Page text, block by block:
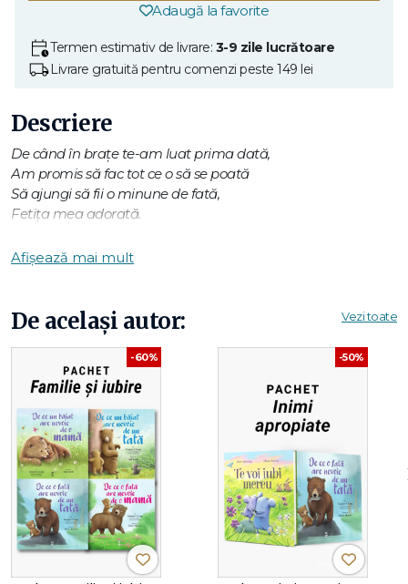
Adaugă la favorite
Termen estimativ de livrare: 3-9 zile lucrătoare
Livrare gratuită pentru comenzi peste 149 lei
Descriere
De când în brațe te-am luat prima dată,
Am promis să fac tot ce o să se poată
Să ajungi să fii o minune de fată,
Fetița mea adorată.
Sărbătorește legătura cu totul aparte dintre tată și fiică din
părinte și copil în versuri și ilustrații fermecătoare.
Afișează mai mult
De același autor: Vezi toate
-60% -50%